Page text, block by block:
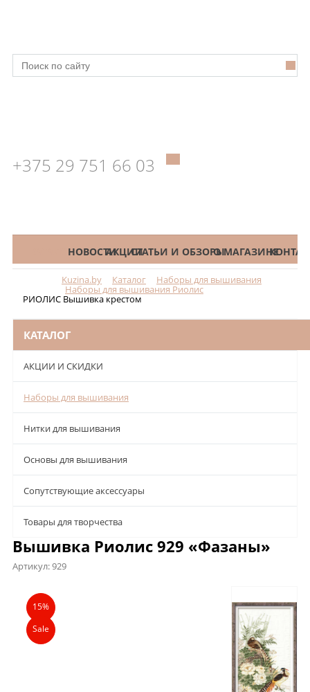
+375 29 751 66 03
КАТАЛОГНОВОСТИАКЦИИСТАТЬИ И ОБЗОРЫО МАГАЗИНЕ
Kuzina.by Каталог Наборы для вышивания
Наборы для вышивания Риолис
РИОЛИС Вышивка крестом
КАТАЛОГ
АКЦИИ И СКИДКИ
Наборы для вышивания
Нитки для вышивания
Основы для вышивания
Сопутствующие аксессуары
Товары для творчества
Вышивка Риолис 929 «Фазаны»
Артикул:929
Описание
15%
Sale